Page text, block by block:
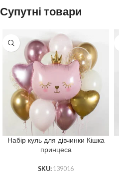
Супутні товари
Набір куль для дівчинки Кішка
принцеса
SKU: 139016